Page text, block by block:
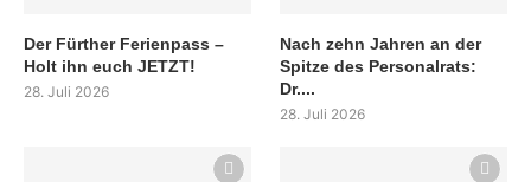
Der Fürther Ferienpass –
Holt ihn euch JETZT!
28. Juli 2026
Nach zehn Jahren an der
Spitze des Personalrats:
Dr....
28. Juli 2026